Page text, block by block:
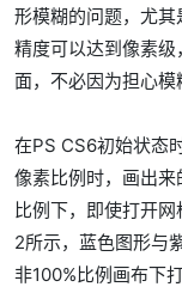
形模糊的问题，尤其
精度可以达到像素
面，不必因为担心模
在PS CS6初始状态
像素比例时，画出
比例下，即使打开
2所示，蓝色图形与
非100%比例画布下